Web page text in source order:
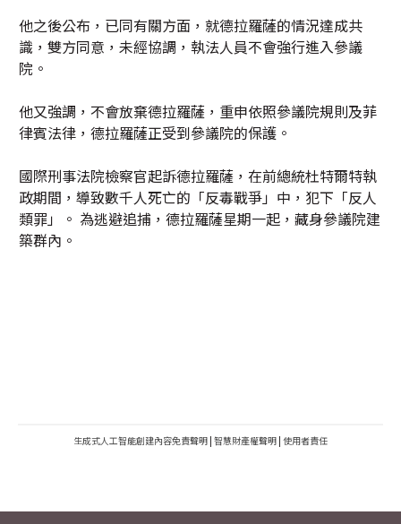
他之後公布，已同有關方面，就德拉羅薩的情況達成共
識，雙方同意，未經協調，執法人員不會強行進入參議
院。
他又強調，不會放棄德拉羅薩，重申依照參議院規則及菲
律賓法律，德拉羅薩正受到參議院的保護。
國際刑事法院檢察官起訴德拉羅薩，在前總統杜特爾特執
政期間，導致數千人死亡的「反毒戰爭」中，犯下「反人
類罪」。 為逃避追捕，德拉羅薩星期一起，藏身參議院建
築群內。
生成式人工智能創建內容免責聲明 | 智慧財產權聲明 | 使用者責任